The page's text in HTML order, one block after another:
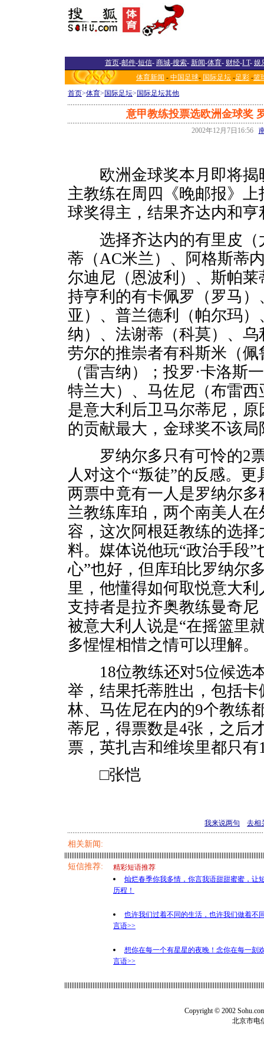
首页-邮件-短信- 商城-搜索- 新闻-体育- 财经-I T- 娱
体育新闻 - 中国足球- 国际足坛 -足彩 -篮
首页>体育> 国际足坛> 国际足坛其他
意甲教练投票选欧洲金球奖
2002年12月7日16:56
欧洲金球奖本月即将揭
主教练在周四《晚邮报》
球奖得主，结果齐达内和
选择齐达内的有里皮（
蒂（AC米兰）、阿格斯蒂
尔迪尼（恩波利）、斯帕
持亨利的有卡佩罗（罗马
亚）、普兰德利（帕尔玛
纳）、法谢蒂（科莫）、
劳尔的推崇者有科斯米（
（雷吉纳）；投罗·卡洛斯
特兰大）、马佐尼（布雷
是意大利后卫马尔蒂尼，
的贡献最大，金球奖不该
罗纳尔多只有可怜的2票
人对这个“叛徒”的反感。
两票中竟有一人是罗纳尔
兰教练库珀，两个南美人
容，这次阿根廷教练的选
料。媒体说他玩“政治手段”
心”也好，但库珀比罗纳尔
里，他懂得如何取悦意大
支持者是拉齐奥教练曼奇
被意大利人说是“在摇篮里
多惺惺相惜之情可以理解。
18位教练还对5位候选
举，结果托蒂胜出，包括
林、马佐尼在内的9个教练
蒂尼，得票数是4张，之后
票，英扎吉和维埃里都只有
□张恺
我来说两句 去相
相关新闻:
短信推荐:
精彩短语推荐
灿烂春季你我多情，你言我语甜甜蜜蜜，让
历程！
也许我们过着不同的生活，也许我们做着
言语>>
想你在每一个有星星的夜晚！念你在每一
言语>>
Copyright © 2002
北京市电